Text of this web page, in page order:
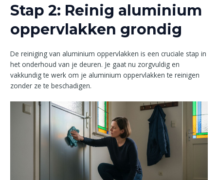
Stap 2: Reinig aluminium
oppervlakken grondig
De reiniging van aluminium oppervlakken is een cruciale stap in
het onderhoud van je deuren. Je gaat nu zorgvuldig en
vakkundig te werk om je aluminium oppervlakken te reinigen
zonder ze te beschadigen.